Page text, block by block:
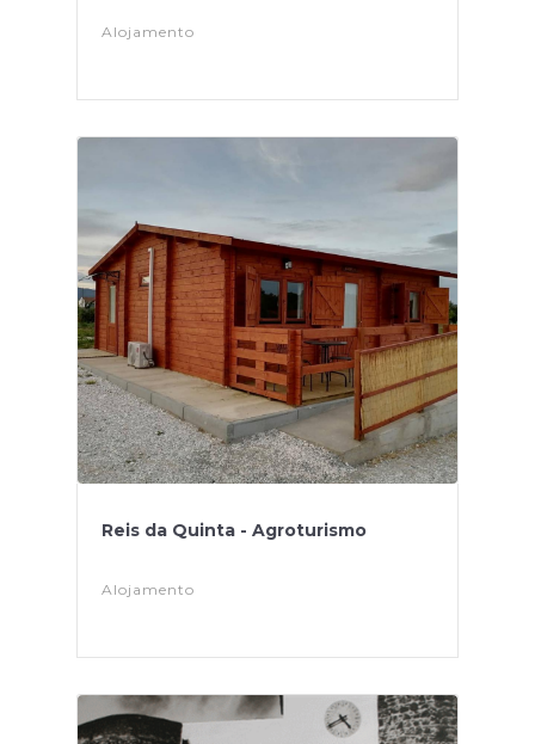
Alojamento
Reis da Quinta - Agroturismo
Alojamento